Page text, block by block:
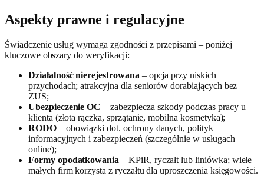
Aspekty prawne i regulacyjne
Świadczenie usług wymaga zgodności z przepisami – poniżej
kluczowe obszary do weryfikacji:
Działalność nierejestrowana – opcja przy niskich
przychodach; atrakcyjna dla seniorów dorabiających bez
ZUS;
Ubezpieczenie OC – zabezpiecza szkody podczas pracy u
klienta (złota rączka, sprzątanie, mobilna kosmetyka);
RODO– obowiązki dot. ochrony danych, polityk
informacyjnych i zabezpieczeń (szczególnie w usługach
online);
Formy opodatkowania – KPiR, ryczałt lub liniówka; wiele
małych firm korzysta z ryczałtu dla uproszczenia księgowości.